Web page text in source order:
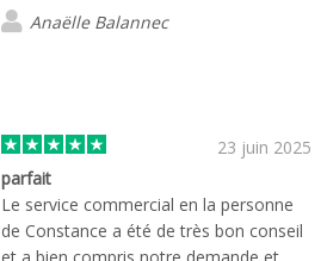
sans hésiter.
Anaëlle Balannec
23 juin 2025
parfait
Le service commercial en la personne
de Constance a été de très bon conseil